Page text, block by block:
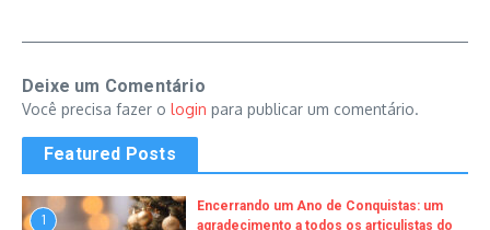
Deixe um Comentário
Você precisa fazer o login para publicar um comentário.
Featured Posts
1
Encerrando um Ano de Conquistas: um
agradecimento a todos os articulistas do